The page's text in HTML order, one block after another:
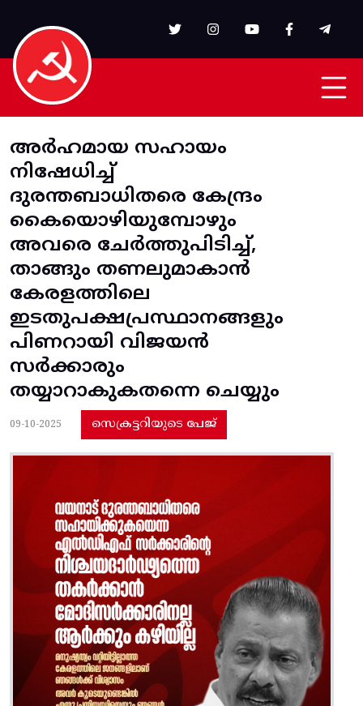
അർഹമായ സഹായം
നിഷേധിച്ച്
ദുരന്തബാധിതരെ കേന്ദ്രം
കൈയൊഴിയുമ്പോഴും
അവരെ ചേർത്തുപിടിച്ച്,
താങ്ങും തണലുമാകാൻ
കേരളത്തിലെ
ഇടതുപക്ഷപ്രസ്ഥാനങ്ങളും
പിണറായി വിജയൻ
സർക്കാരും
തയ്യാറാകുകതന്നെ ചെയ്യും
09-10-2025 സെക്രട്ടറിയുടെ പേജ്